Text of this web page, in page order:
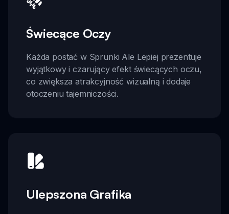
Świecące Oczy
Każda postać w Sprunki Ale Lepiej prezentuje
wyjątkowy i czarujący efekt świecących oczu,
co zwiększa atrakcyjność wizualną i dodaje
otoczeniu tajemniczości.
Ulepszona Grafika